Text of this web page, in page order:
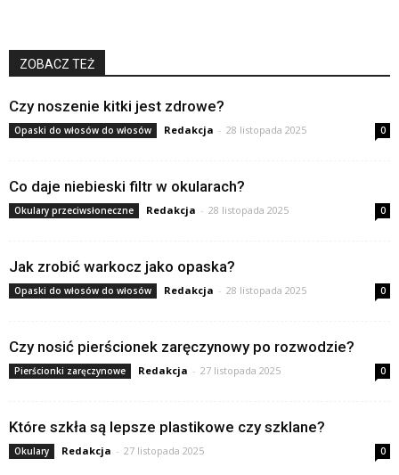
ZOBACZ TEŻ
Czy noszenie kitki jest zdrowe?
Opaski do włosów do włosów Redakcja - 28 listopada 2025 0
Co daje niebieski filtr w okularach?
Okulary przeciwsłoneczne Redakcja - 28 listopada 2025 0
Jak zrobić warkocz jako opaska?
Opaski do włosów do włosów Redakcja - 28 listopada 2025 0
Czy nosić pierścionek zaręczynowy po rozwodzie?
Pierścionki zaręczynowe Redakcja - 27 listopada 2025 0
Które szkła są lepsze plastikowe czy szklane?
Okulary Redakcja - 27 listopada 2025 0